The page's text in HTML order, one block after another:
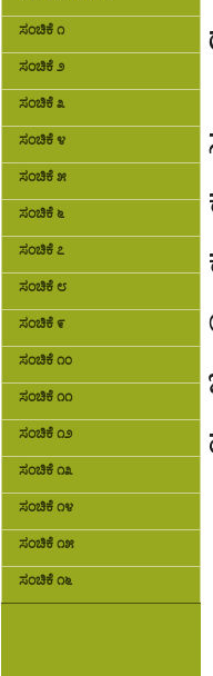
ಸಂಚಿಕೆ ೧
ಸಂಚಿಕೆ ೨
ಸಂಚಿಕೆ ೩
ಸಂಚಿಕೆ ೪
ಸಂಚಿಕೆ ೫
ಸಂಚಿಕೆ ೬
ಸಂಚಿಕೆ ೭
ಸಂಚಿಕೆ ೮
ಸಂಚಿಕೆ ೯
ಸಂಚಿಕೆ ೧೦
ಸಂಚಿಕೆ ೧೧
ಸಂಚಿಕೆ ೧೨
ಸಂಚಿಕೆ ೧೩
ಸಂಚಿಕೆ ೧೪
ಸಂಚಿಕೆ ೧೫
ಸಂಚಿಕೆ ೧೬